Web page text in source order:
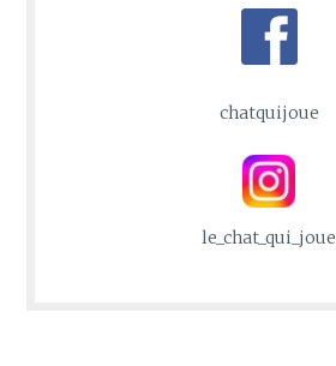
chatquijoue
le_chat_qui_joue